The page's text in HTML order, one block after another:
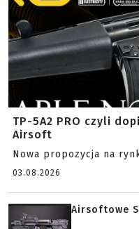
TP-5A2 PRO czyli
Airsoft
Nowa propozycja na
03.08.2026
Airsoftowe